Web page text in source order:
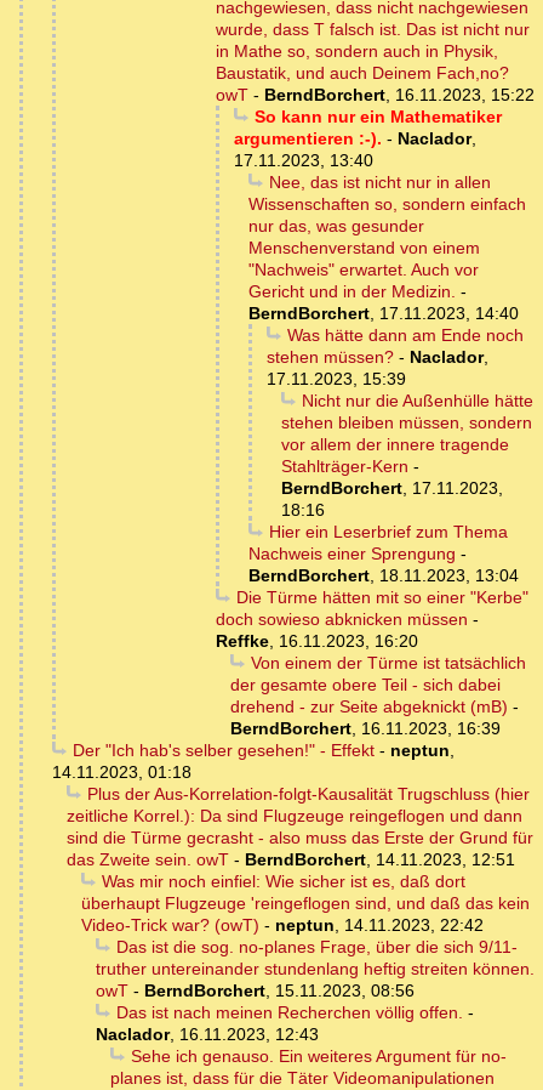
nachgewiesen, dass nicht nachgewiesen
wurde, dass T falsch ist. Das ist nicht nur
in Mathe so, sondern auch in Physik,
Baustatik, und auch Deinem Fach,no?
owT - BerndBorchert, 16.11.2023, 15:22
So kann nur ein Mathematiker
argumentieren :-). - Naclador,
17.11.2023, 13:40
Nee, das ist nicht nur in allen
Wissenschaften so, sondern einfach
nur das, was gesunder
Menschenverstand von einem
"Nachweis" erwartet. Auch vor
Gericht und in der Medizin. -
BerndBorchert, 17.11.2023, 14:40
Was hätte dann am Ende noch
stehen müssen? - Naclador,
17.11.2023, 15:39
Nicht nur die Außenhülle hätte
stehen bleiben müssen, sondern
vor allem der innere tragende
Stahlträger-Kern -
BerndBorchert, 17.11.2023,
18:16
Hier ein Leserbrief zum Thema
Nachweis einer Sprengung -
BerndBorchert, 18.11.2023, 13:04
Die Türme hätten mit so einer "Kerbe"
doch sowieso abknicken müssen -
Reffke, 16.11.2023, 16:20
Von einem der Türme ist tatsächlich
der gesamte obere Teil - sich dabei
drehend - zur Seite abgeknickt (mB) -
BerndBorchert, 16.11.2023, 16:39
Der "Ich hab's selber gesehen!" - Effekt- neptun,
14.11.2023, 01:18
Plus der Aus-Korrelation-folgt-Kausalität Trugschluss (hier
zeitliche Korrel.): Da sind Flugzeuge reingeflogen und dann
sind die Türme gecrasht - also muss das Erste der Grund für
das Zweite sein. owT - BerndBorchert, 14.11.2023, 12:51
Was mir noch einfiel: Wie sicher ist es, daß dort
überhaupt Flugzeuge 'reingeflogen sind, und daß das kein
Video-Trick war? (owT) - neptun, 14.11.2023, 22:42
Das ist die sog. no-planes Frage, über die sich 9/11-
truther untereinander stundenlang heftig streiten können.
owT - BerndBorchert, 15.11.2023, 08:56
Das ist nach meinen Recherchen völlig offen. -
Naclador, 16.11.2023, 12:43
Sehe ich genauso. Ein weiteres Argument für no-
planes ist, dass für die Täter Videomanipulationen